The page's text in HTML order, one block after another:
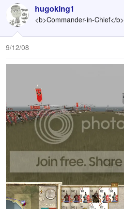
hugoking1
<b>Commander-in-Chief</b>
9/12/08